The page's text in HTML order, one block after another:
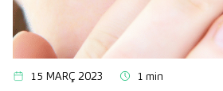
15 MARÇ 2023 1 min